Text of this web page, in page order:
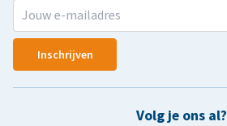
Inschrijven
Volg je ons al?